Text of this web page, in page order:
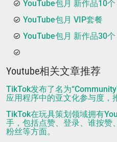
YouTube包月 新作品10个
YouTube包月 VIP套餐
YouTube包月 新作品30个
Youtube相关文章推荐
TikTok发布了名为
应用程序中的亚文化参与度，
TikTok在玩具策划领域拥有
手，包括点赞、登录、谁按赞
粉丝等方面。